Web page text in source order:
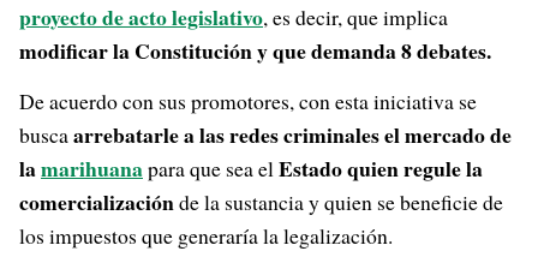
proyecto de acto legislativo, es decir, que implica
modificar la Constitución y que demanda 8 debates.
De acuerdo con sus promotores, con esta iniciativa se
buscaarrebatarle a las redes criminales el mercado de
lamarihuanapara que sea elEstado quien regule la
comercializaciónde la sustancia y quien se beneficie de
los impuestos que generaría la legalización.